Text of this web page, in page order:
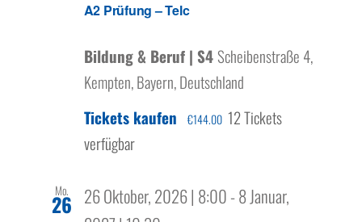
A2 Prüfung – Telc
Bildung & Beruf | S4 Scheibenstraße 4,
Kempten, Bayern, Deutschland
Tickets kaufen
€144.00 12 Tickets
verfügbar
Mo.
26 26 Oktober, 2026 | 8:00-8 Januar,